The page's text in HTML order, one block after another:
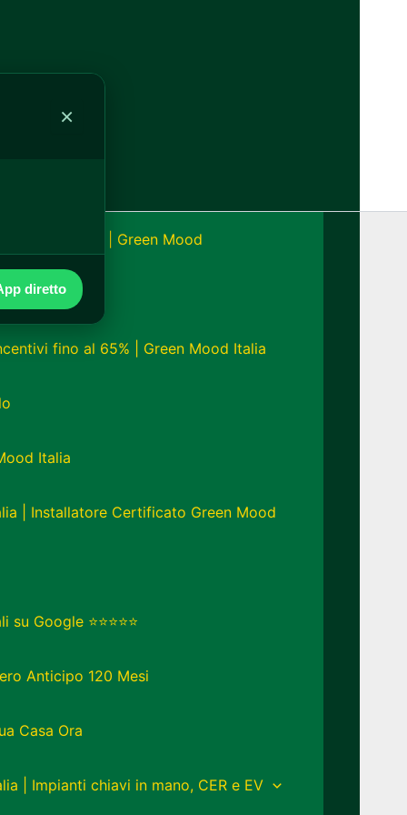
×
diretto
fino a 24h | Green Mood
fino al 65% | Green Mood Italia
Italia
| Installatore Certificato Green Mood
Google ⭐⭐⭐⭐⭐
Anticipo 120 Mesi
Casa Ora
| Impianti chiavi in mano, CER e EV